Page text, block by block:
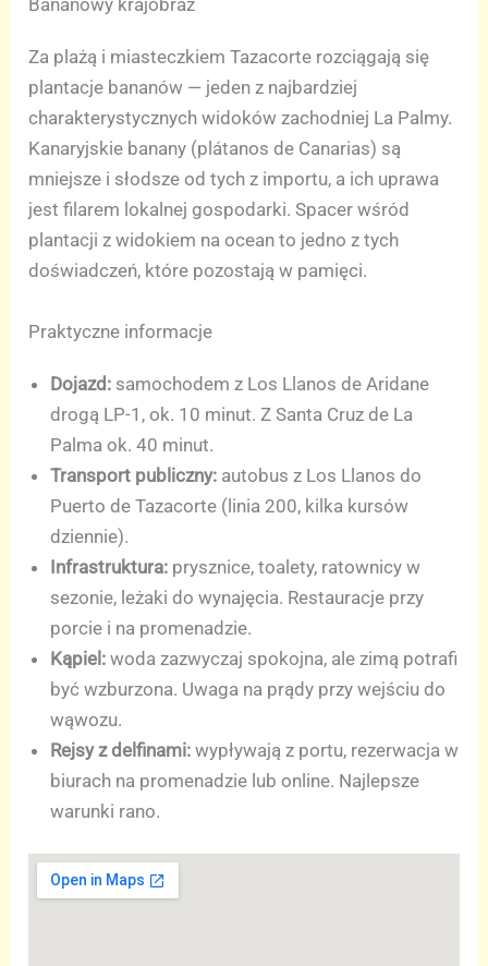
Bananowy krajobraz
Za plażą i miasteczkiem Tazacorte rozciągają się
plantacje bananów — jeden z najbardziej
charakterystycznych widoków zachodniej La Palmy.
Kanaryjskie banany (plátanos de Canarias) są
mniejsze i słodsze od tych z importu, a ich uprawa
jest filarem lokalnej gospodarki. Spacer wśród
plantacji z widokiem na ocean to jedno z tych
doświadczeń, które pozostają w pamięci.
Praktyczne informacje
Dojazd: samochodem z Los Llanos de Aridane
drogą LP-1, ok. 10 minut. Z Santa Cruz de La
Palma ok. 40 minut.
Transport publiczny: autobus z Los Llanos do
Puerto de Tazacorte (linia 200, kilka kursów
dziennie).
Infrastruktura: prysznice, toalety, ratownicy w
sezonie, leżaki do wynajęcia. Restauracje przy
porcie i na promenadzie.
Kąpiel: woda zazwyczaj spokojna, ale zimą potrafi
być wzburzona. Uwaga na prądy przy wejściu do
wąwozu.
Rejsy z delfinami: wypływają z portu, rezerwacja w
biurach na promenadzie lub online. Najlepsze
warunki rano.